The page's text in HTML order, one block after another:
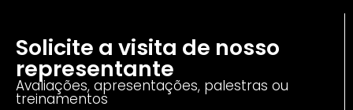
Solicite a visita de nosso
representante
Avaliações, apresentações, palestras ou
treinamentos